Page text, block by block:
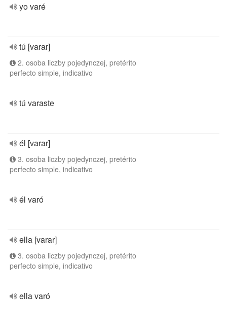
yo varé
tú [varar]
2. osoba liczby pojedynczej, pretérito
perfecto simple, indicativo
tú varaste
él [varar]
3. osoba liczby pojedynczej, pretérito
perfecto simple, indicativo
él varó
ella [varar]
3. osoba liczby pojedynczej, pretérito
perfecto simple, indicativo
ella varó